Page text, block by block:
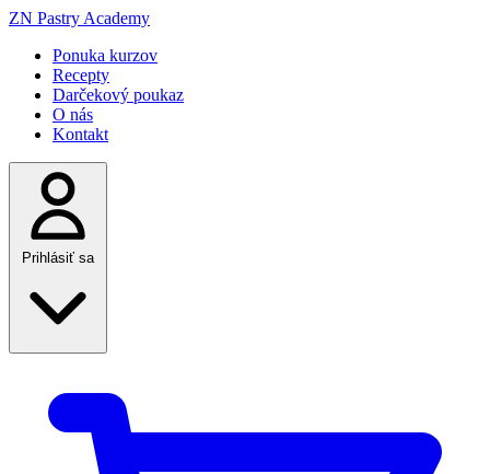
ZN Pastry Academy
Ponuka kurzov
Recepty
Darčekový poukaz
O nás
Kontakt
Prihlásiť sa